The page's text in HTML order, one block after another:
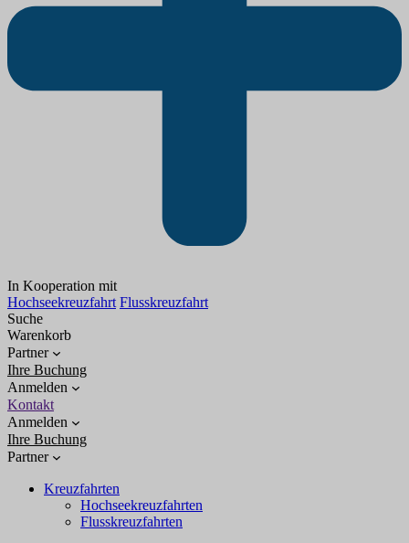
In Kooperation mit
Hochseekreuzfahrt Flusskreuzfahrt
Suche
Warenkorb
Partner
Ihre Buchung
Anmelden
Kontakt
Anmelden
Ihre Buchung
Partner
Kreuzfahrten
Hochseekreuzfahrten
Flusskreuzfahrten